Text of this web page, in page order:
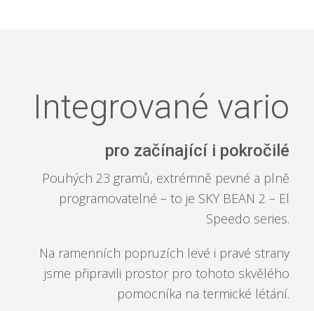
Integrované vario
pro začínající i pokročilé
Pouhých 23 gramů, extrémně pevné a plně
programovatelné – to je SKY BEAN 2 – El
Speedo series.
Na ramenních popruzích levé i pravé strany
jsme připravili prostor pro tohoto skvělého
pomocníka na termické létání.